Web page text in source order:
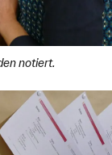
notiert.